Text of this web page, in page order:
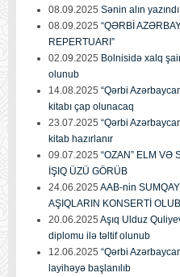
08.09.2025 Sənin alın
08.09.2025 “QƏRBİ
REPERTUARI”
02.09.2025 Bolnisidə xalq
olunub
14.08.2025 “Qərbi
kitabı çap olunacaq
23.07.2025 “Qərbi
kitab hazırlanır
09.07.2025 “OZAN” ELM VƏ
İŞIQ ÜZÜ GÖRÜB
24.06.2025 AAB-nin
AŞIQLARIN KONSERTİ OLUB
20.06.2025 Aşıq Ulduz
diplomu ilə təltif olunub
12.06.2025 “Qərbi
layihəyə başlanılıb